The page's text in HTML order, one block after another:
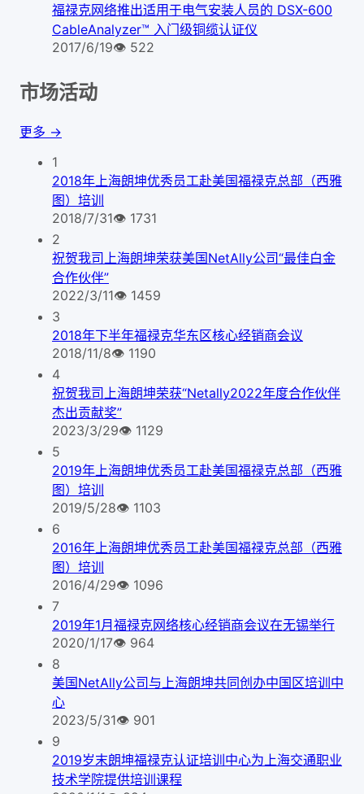
福禄克网络推出适用于电气安装人员的 DSX-600
CableAnalyzer™ 入门级铜缆认证仪
2017/6/19👁 522
市场活动
更多 →
1
2018年上海朗坤优秀员工赴美国福禄克总部（西雅
图）培训
2018/7/31👁 1731
2
祝贺我司上海朗坤荣获美国NetAlly公司“最佳白金
合作伙伴”
2022/3/11👁 1459
3
2018年下半年福禄克华东区核心经销商会议
2018/11/8👁 1190
4
祝贺我司上海朗坤荣获“Netally2022年度合作伙伴
杰出贡献奖”
2023/3/29👁 1129
5
2019年上海朗坤优秀员工赴美国福禄克总部（西雅
图）培训
2019/5/28👁 1103
6
2016年上海朗坤优秀员工赴美国福禄克总部（西雅
图）培训
2016/4/29👁 1096
7
2019年1月福禄克网络核心经销商会议在无锡举行
2020/1/17👁 964
8
美国NetAlly公司与上海朗坤共同创办中国区培训中
心
2023/5/31👁 901
9
2019岁末朗坤福禄克认证培训中心为上海交通职业
技术学院提供培训课程